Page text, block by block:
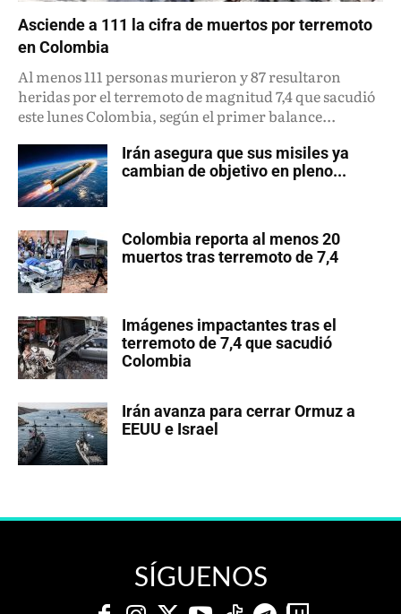
Asciende a 111 la cifra de muertos por terremoto
en Colombia
Al menos 111 personas murieron y 87 resultaron
heridas por el terremoto de magnitud 7,4 que sacudió
este lunes Colombia, según el primer balance...
Irán asegura que sus misiles ya
cambian de objetivo en pleno...
Colombia reporta al menos 20
muertos tras terremoto de 7,4
Imágenes impactantes tras el
terremoto de 7,4 que sacudió
Colombia
Irán avanza para cerrar Ormuz a
EEUU e Israel
SÍGUENOS